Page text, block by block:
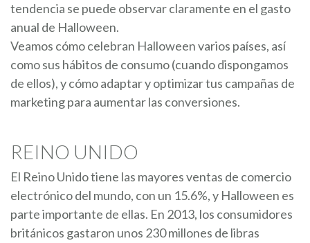
tendencia se puede observar claramente en el gasto
anual de Halloween.
Veamos cómo celebran Halloween varios países, así
como sus hábitos de consumo (cuando dispongamos
de ellos), y cómo adaptar y optimizar tus campañas de
marketing para aumentar las conversiones.
REINO UNIDO
El Reino Unido tiene las mayores ventas de comercio
electrónico del mundo, con un 15.6%, y Halloween es
parte importante de ellas. En 2013, los consumidores
británicos gastaron unos 230 millones de libras